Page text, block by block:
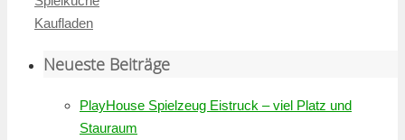
Kaufladen
Neueste Beiträge
PlayHouse Spielzeug Eistruck – viel Platz und
Stauraum